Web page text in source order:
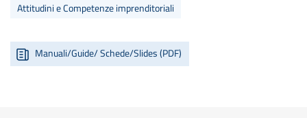
Attitudini e Competenze imprenditoriali
Manuali/Guide/ Schede/Slides (PDF)